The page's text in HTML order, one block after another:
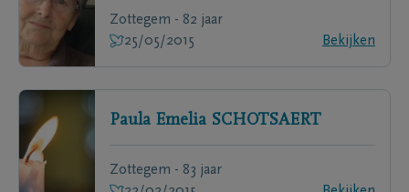
Zottegem - 82 jaar
25/05/2015
Bekijken
Paula Emelia SCHOTSAERT
Zottegem - 83 jaar